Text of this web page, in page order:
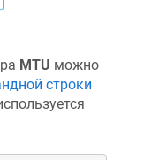
MTU можно
строки